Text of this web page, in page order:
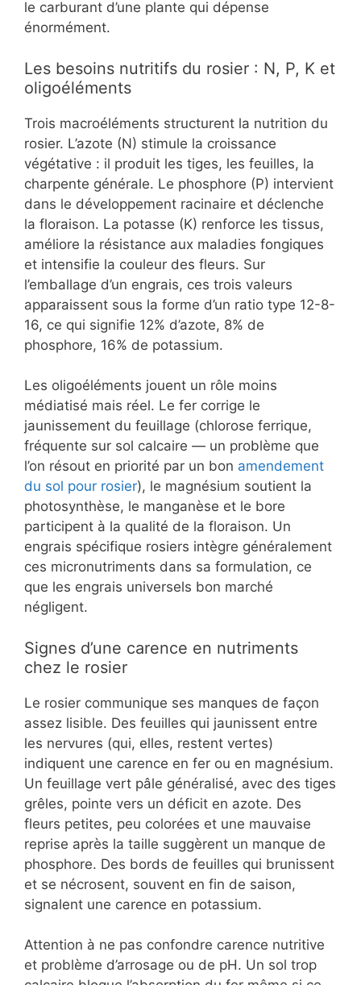
le carburant d’une plante qui dépense
énormément.
Les besoins nutritifs du rosier : N, P, K et
oligoéléments
Trois macroéléments structurent la nutrition du
rosier. L’azote (N) stimule la croissance
végétative : il produit les tiges, les feuilles, la
charpente générale. Le phosphore (P) intervient
dans le développement racinaire et déclenche
la floraison. La potasse (K) renforce les tissus,
améliore la résistance aux maladies fongiques
et intensifie la couleur des fleurs. Sur
l’emballage d’un engrais, ces trois valeurs
apparaissent sous la forme d’un ratio type 12-8-
16, ce qui signifie 12% d’azote, 8% de
phosphore, 16% de potassium.
Les oligoéléments jouent un rôle moins
médiatisé mais réel. Le fer corrige le
jaunissement du feuillage (chlorose ferrique,
fréquente sur sol calcaire — un problème que
l’on résout en priorité par un bon amendement
du sol pour rosier), le magnésium soutient la
photosynthèse, le manganèse et le bore
participent à la qualité de la floraison. Un
engrais spécifique rosiers intègre généralement
ces micronutriments dans sa formulation, ce
que les engrais universels bon marché
négligent.
Signes d’une carence en nutriments
chez le rosier
Le rosier communique ses manques de façon
assez lisible. Des feuilles qui jaunissent entre
les nervures (qui, elles, restent vertes)
indiquent une carence en fer ou en magnésium.
Un feuillage vert pâle généralisé, avec des tiges
grêles, pointe vers un déficit en azote. Des
fleurs petites, peu colorées et une mauvaise
reprise après la taille suggèrent un manque de
phosphore. Des bords de feuilles qui brunissent
et se nécrosent, souvent en fin de saison,
signalent une carence en potassium.
Attention à ne pas confondre carence nutritive
et problème d’arrosage ou de pH. Un sol trop